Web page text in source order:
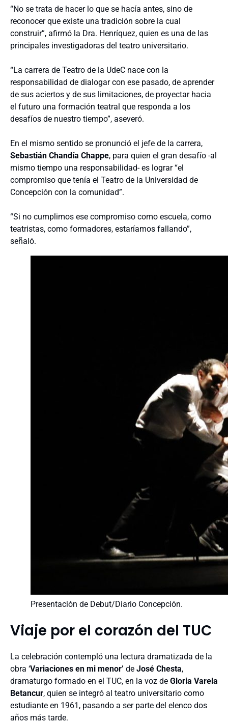
“No se trata de hacer lo que se hacía antes, sino de
reconocer que existe una tradición sobre la cual
construir”, afirmó la Dra. Henríquez, quien es una de las
principales investigadoras del teatro universitario.
“La carrera de Teatro de la UdeC nace con la
responsabilidad de dialogar con ese pasado, de aprender
de sus aciertos y de sus limitaciones, de proyectar hacia
el futuro una formación teatral que responda a los
desafíos de nuestro tiempo”, aseveró.
En el mismo sentido se pronunció el jefe de la carrera,
Sebastián Chandía Chappe, para quien el gran desafío -al
mismo tiempo una responsabilidad- es lograr “el
compromiso que tenía el Teatro de la Universidad de
Concepción con la comunidad”.
“Si no cumplimos ese compromiso como escuela, como
teatristas, como formadores, estaríamos fallando”,
señaló.
Presentación de Debut/Diario Concepción.
Viaje por el corazón del TUC
La celebración contempló una lectura dramatizada de la
obra ‘Variaciones en mi menor’ de José Chesta,
dramaturgo formado en el TUC, en la voz de Gloria Varela
Betancur, quien se integró al teatro universitario como
estudiante en 1961, pasando a ser parte del elenco dos
años más tarde.